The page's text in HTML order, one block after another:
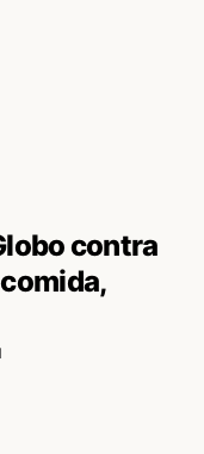
contra